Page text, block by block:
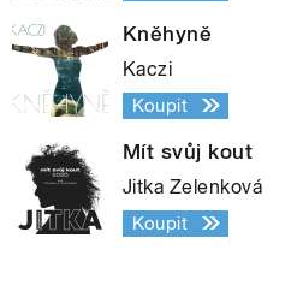
Kněhyně
Kaczi
Koupit
Mít svůj kout
Jitka Zelenková
Koupit